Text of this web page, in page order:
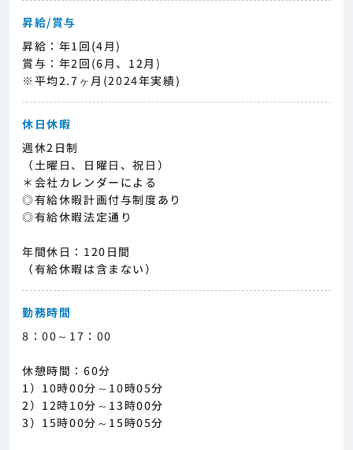
昇給/賞与
昇給：年1回(4月)
賞与：年2回(6月、12月)
※平均2.7ヶ月(2024年実績)
休日休暇
週休2日制
（土曜日、日曜日、祝日）
＊会社カレンダーによる
◎有給休暇計画付与制度あり
◎有給休暇法定通り
年間休日：120日間
（有給休暇は含まない）
勤務時間
8：00～17：00
休憩時間：60分
1）10時00分～10時05分
2）12時10分～13時00分
3）15時00分～15時05分